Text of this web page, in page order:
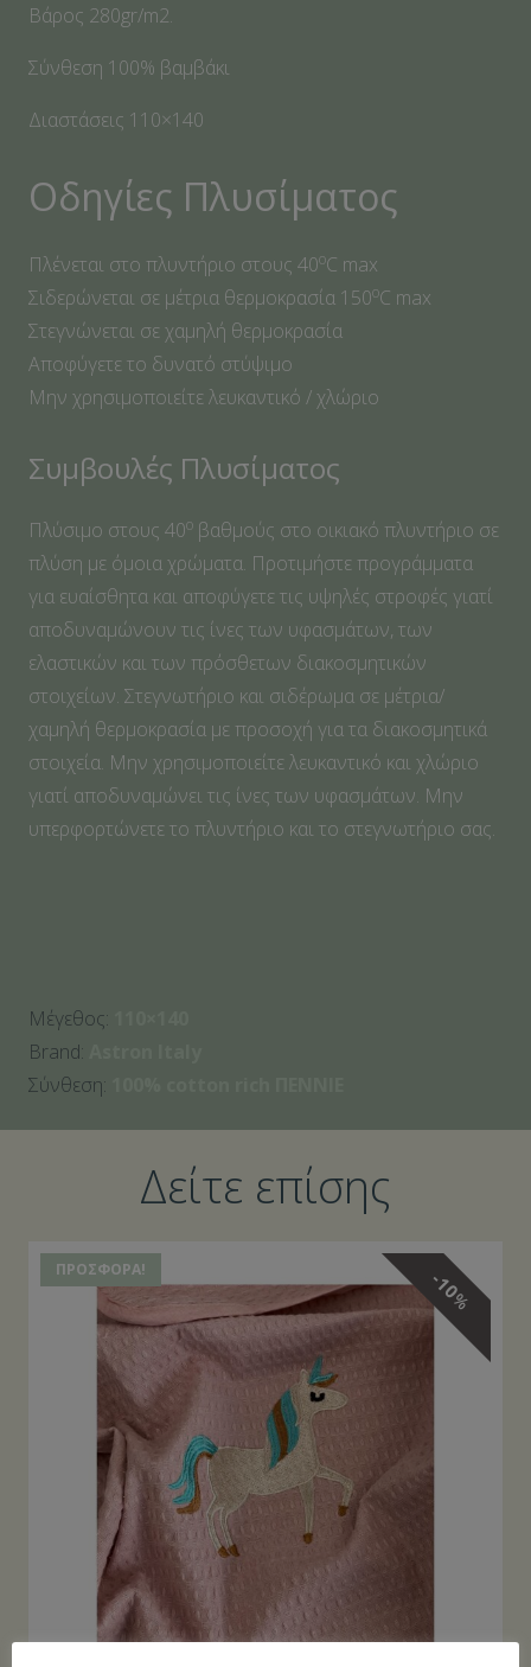
Βάρος 280gr/m2.
Σύνθεση 100% βαμβάκι
Διαστάσεις 110×140
Οδηγίες Πλυσίματος
Πλένεται στο πλυντήριο στους 40οC max
Σιδερώνεται σε μέτρια θερμοκρασία 150οC max
Στεγνώνεται σε χαμηλή θερμοκρασία
Αποφύγετε το δυνατό στύψιμο
Μην χρησιμοποιείτε λευκαντικό / χλώριο
Συμβουλές Πλυσίματος
Πλύσιμο στους 40ο βαθμούς στο οικιακό πλυντήριο σε
πλύση με όμοια χρώματα. Προτιμήστε προγράμματα
για ευαίσθητα και αποφύγετε τις υψηλές στροφές γιατί
αποδυναμώνουν τις ίνες των υφασμάτων, των
ελαστικών και των πρόσθετων διακοσμητικών
στοιχείων. Στεγνωτήριο και σιδέρωμα σε μέτρια/
χαμηλή θερμοκρασία με προσοχή για τα διακοσμητικά
στοιχεία. Μην χρησιμοποιείτε λευκαντικό και χλώριο
γιατί αποδυναμώνει τις ίνες των υφασμάτων. Μην
υπερφορτώνετε το πλυντήριο και το στεγνωτήριο σας.
Μέγεθος:
Brand:
Σύνθεση:
Δείτε επίσης
ΠΡΟΣΦΟΡΆ!
%
10